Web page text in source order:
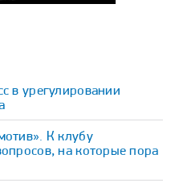
в урегулировании
К клубу
на которые пора